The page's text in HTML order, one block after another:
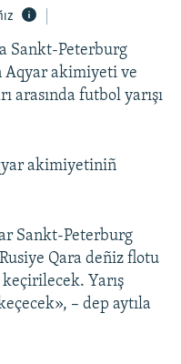
Sankt-Peterburg
Aqyar akimiyeti ve
arasında futbol yarışı
akimiyetiniñ
Sankt-Peterburg
Qara deñiz flotu
keçirilecek. Yarış
– dep aytıla